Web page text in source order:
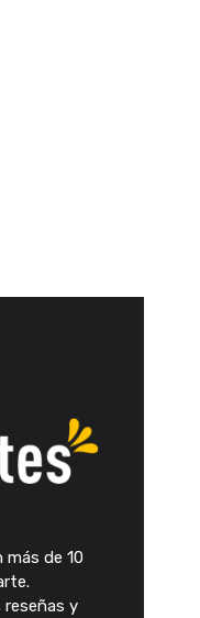
más de 10
y